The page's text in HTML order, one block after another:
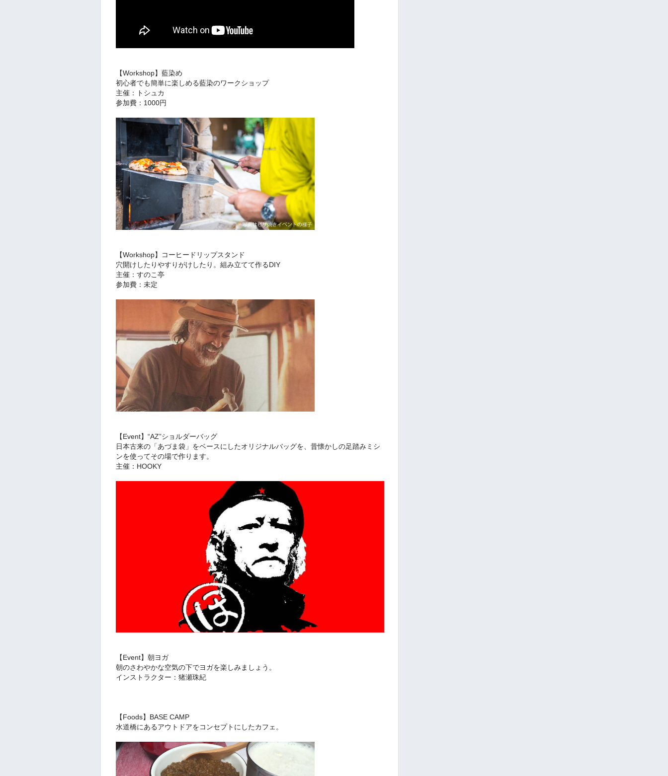
【Workshop】藍染め
初心者でも簡単に楽しめる藍染のワークショップ
主催：トシュカ
参加費：1000円
【Workshop】コーヒードリップスタンド
穴開けしたりやすりがけしたり。組み立てて作るDIY
主催：すのこ亭
参加費：未定
【Event】“AZ”ショルダーバッグ
日本古来の「あづま袋」をベースにしたオリジナルバッグを、昔懐かしの足踏みミシ
ンを使ってその場で作ります。
主催：HOOKY
【Event】朝ヨガ
朝のさわやかな空気の下でヨガを楽しみましょう。
インストラクター：猪瀬珠紀
【Foods】BASE CAMP
水道橋にあるアウトドアをコンセプトにしたカフェ。